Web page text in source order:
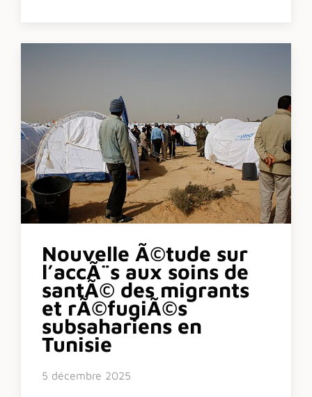
Nouvelle Ã©tude sur
l’accÃ¨s aux soins de
santÃ© des migrants
et rÃ©fugiÃ©s
subsahariens en
Tunisie
5 décembre 2025